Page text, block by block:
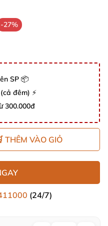
-27%
SP 📦
đêm) ⚡
300.000đ
THÊM VÀO GIỎ
(24/7)